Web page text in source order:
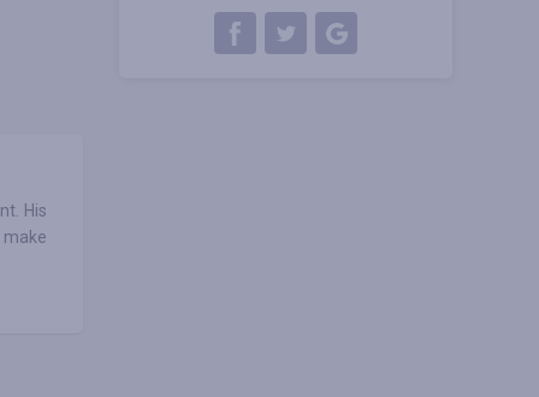
His